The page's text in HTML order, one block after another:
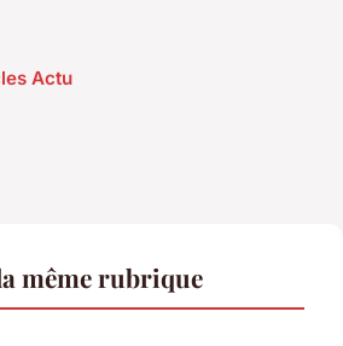
Actu
même rubrique